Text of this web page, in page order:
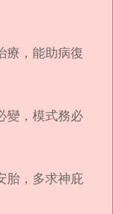
療，能助病復
變，模式務必
胎，多求神庇